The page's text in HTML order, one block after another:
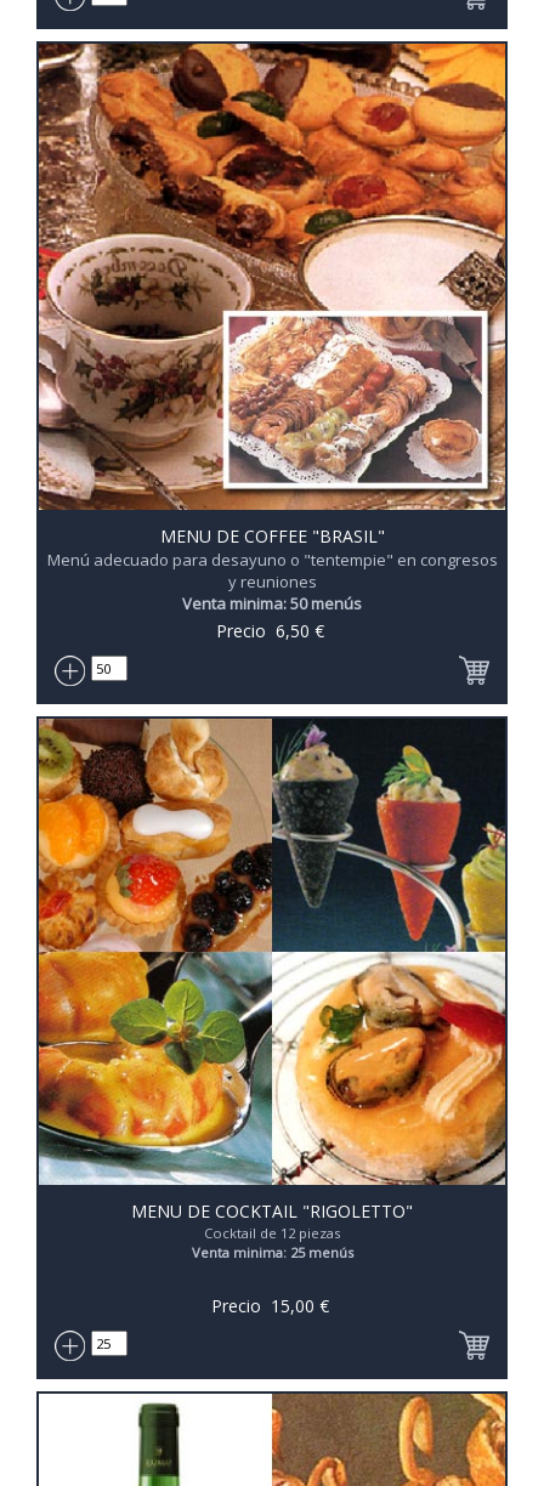
MENU DE COFFEE "BRASIL"
Menú adecuado para desayuno o "tentempie" en congresos
y reuniones
Venta minima: 50 menús
Precio 6,50 €
MENU DE COCKTAIL "RIGOLETTO"
Cocktail de 12 piezas
Venta minima: 25 menús
Precio 15,00 €